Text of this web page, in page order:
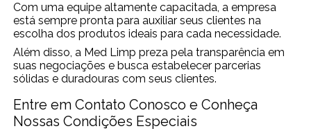
Com uma equipe altamente capacitada, a empresa
está sempre pronta para auxiliar seus clientes na
escolha dos produtos ideais para cada necessidade.
Além disso, a Med Limp preza pela transparência em
suas negociações e busca estabelecer parcerias
sólidas e duradouras com seus clientes.
Entre em Contato Conosco e Conheça
Nossas Condições Especiais